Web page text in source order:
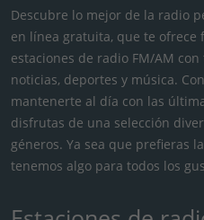
Descubre lo mejor de la radio
en línea gratuita, que te ofrece
estaciones de radio FM/AM
noticias, deportes y música.
mantenerte al día con las
disfrutas de una selección
géneros. Ya sea que prefieras
tenemos algo para todos los